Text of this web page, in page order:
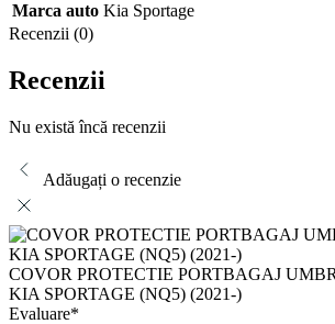
Marca auto Kia Sportage
Recenzii (0)
Recenzii
Nu există încă recenzii
Adăugați o recenzie
COVOR PROTECTIE PORTBAGAJ
KIA SPORTAGE (NQ5) (2021-)
Evaluare*